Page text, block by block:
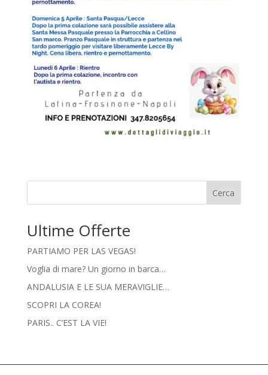
Cerca
Ultime Offerte
PARTIAMO PER LAS VEGAS!
Voglia di mare? Un giorno in barca…
ANDALUSIA E LE SUA MERAVIGLIE…
SCOPRI LA COREA!
PARIS.. C’EST LA VIE!